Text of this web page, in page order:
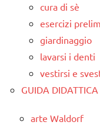
cura di sè
esercizi
giardinaggio
lavarsi i denti
vestirsi e
GUIDA
arte Waldorf